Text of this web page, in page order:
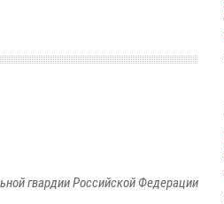
гвардии Российской Федерации